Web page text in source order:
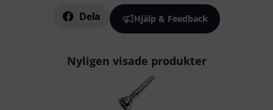
Dela Hjälp & Feedback
Nyligen visade produkter